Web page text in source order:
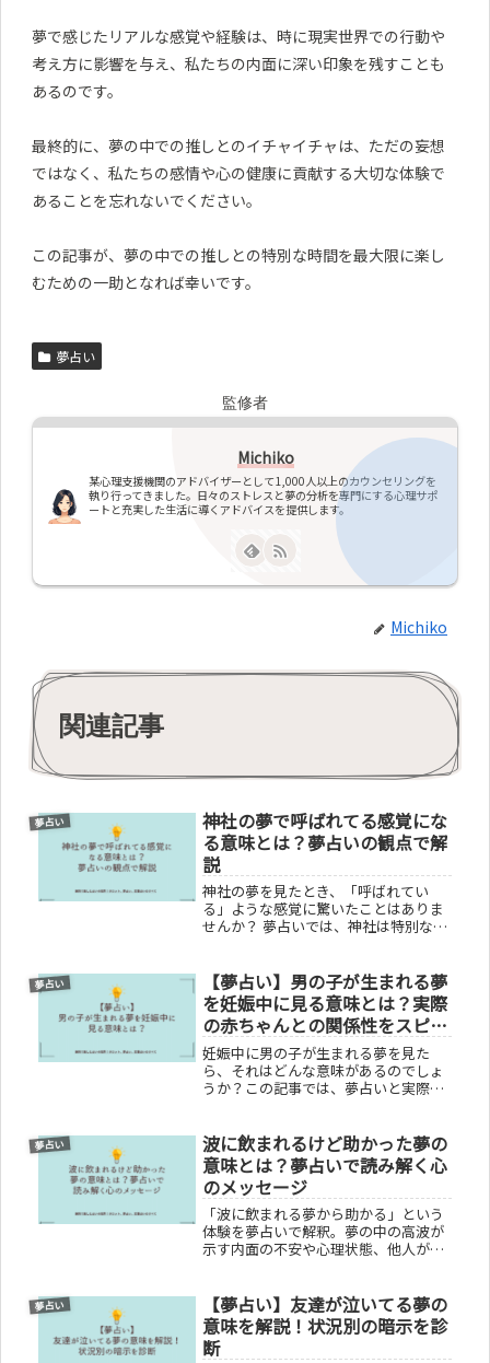
夢で感じたリアルな感覚や経験は、時に現実世界での行動や
考え方に影響を与え、私たちの内面に深い印象を残すことも
あるのです。
最終的に、夢の中での推しとのイチャイチャは、ただの妄想
ではなく、私たちの感情や心の健康に貢献する大切な体験で
あることを忘れないでください。
この記事が、夢の中での推しとの特別な時間を最大限に楽し
むための一助となれば幸いです。
夢占い
監修者
Michiko
某心理支援機関のアドバイザーとして1,000人以上のカウンセリングを
執り行ってきました。日々のストレスと夢の分析を専門にする心理サポ
ートと充実した生活に導くアドバイスを提供します。
Michiko
関連記事
夢占い
神社の夢で呼ばれてる感覚にな
る意味とは？夢占いの観点で解
説
神社の夢を見たとき、「呼ばれてい
る」ような感覚に驚いたことはありま
せんか？ 夢占いでは、神社は特別な意
夢が持つ意味や、なぜ「呼ばれてる」
と感じるのかについて探求します。夢
の...
夢占い
【夢占い】男の子が生まれる夢
を妊娠中に見る意味とは？実際
の赤ちゃんとの関係性をスピリ
チュアル観点から徹底解説
妊娠中に男の子が生まれる夢を見た
ら、それはどんな意味があるのでしょ
うか？この記事では、夢占いと実際の
ッセージ、そして夢と妊娠経過の関連
性を解説します。夢解釈の信頼性か
ら、妊娠中の夢を楽しむコツまで、妊
娠中に見る夢の意味を徹底的に紐解き
ます。
夢占い
波に飲まれるけど助かった夢の
意味とは？夢占いで読み解く心
のメッセージ
「波に飲まれる夢から助かる」という
体験を夢占いで解釈。夢の中の高波が
示す内面の不安や心理状態、他人が飲
が教える心のメッセージと適切な対処
法を分かりやすく解説し、読者の疑問
や悩みを解消します。
夢占い
【夢占い】友達が泣いてる夢の
意味を解説！状況別の暗示を診
断